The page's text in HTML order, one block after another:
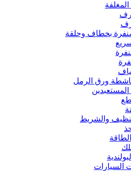
بخطاف وحلقة
ورق الرمل
المستعبدين
والشريط
السيارات